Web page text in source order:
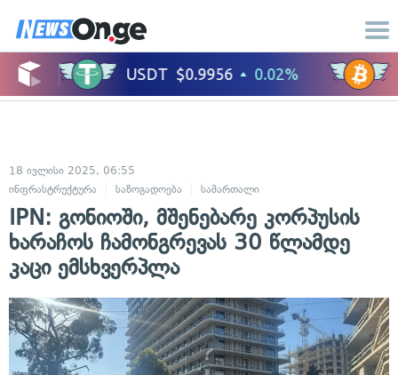
18 ივლისი 2025, 06:55
ინფრასტრუქტურა
საზოგადოება სამართალი
IPN: გონიოში, მშენებარე კორპუსის
ხარაჩოს ჩამონგრევას 30 წლამდე
კაცი ემსხვერპლა